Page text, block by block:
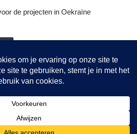
de projecten in Oekraïne
De bakkerij